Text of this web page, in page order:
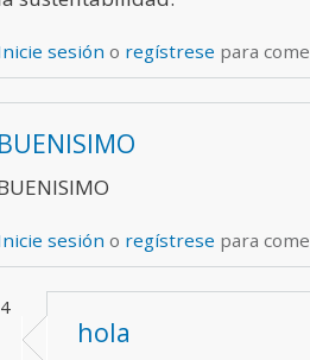
sesión o regístrese para
BUENISIMO
sesión o regístrese para
hola